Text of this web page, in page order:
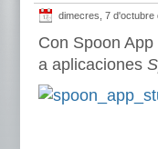
dimecres, 7 d'octubre
Con Spoon
a aplicaciones